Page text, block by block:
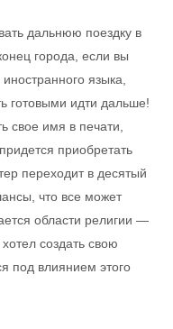
дальнюю поездку в
города, если вы
языка,
готовыми идти дальше!
свое имя в печати,
приобретать
переходит в десятый
что все может
области религии —
создать свою
под влиянием этого